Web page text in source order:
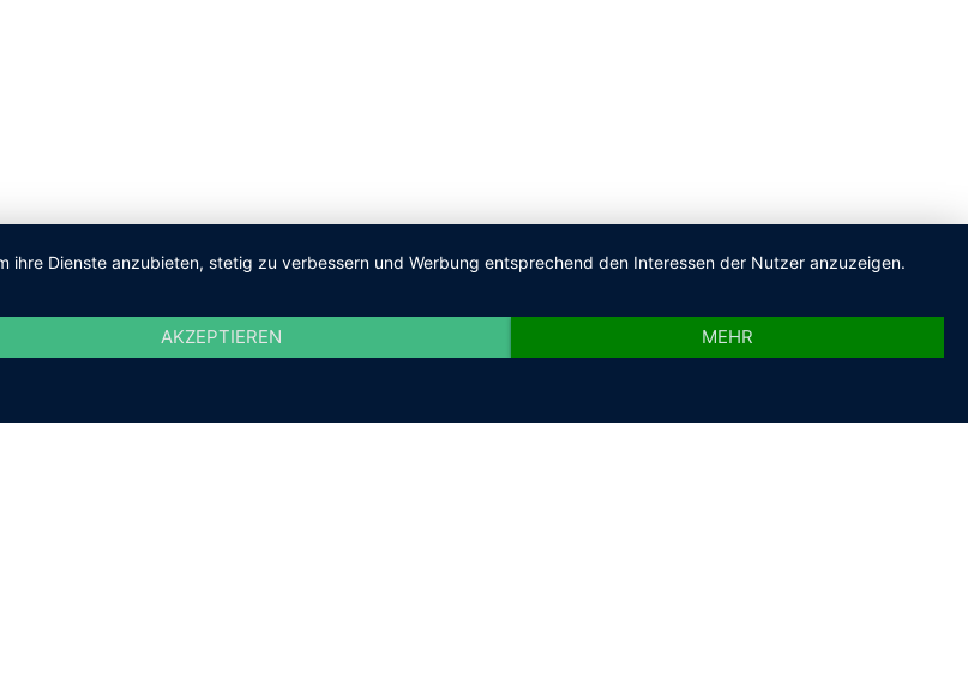
ihre Dienste anzubieten, stetig zu verbessern und Werbung entsprechend den Interessen der Nutzer anzuzeigen.
AKZEPTIEREN MEHR